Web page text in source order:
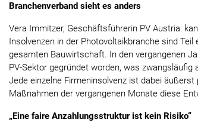
Branchenverband sieht es anders
Vera Immitzer, Geschäftsführerin PV Austria:
Insolvenzen in der Photovoltaikbranche sind
gesamten Bauwirtschaft. In den vergangenen
PV-Sektor gegründet worden, was
Jede einzelne Firmeninsolvenz ist dabei
Maßnahmen der vergangenen Monate diese
„Eine faire Anzahlungsstruktur ist kein Risiko“